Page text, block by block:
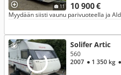
11 10 900 €
Myydään
Solifer Artic
560
2007 ● 1 350 kg